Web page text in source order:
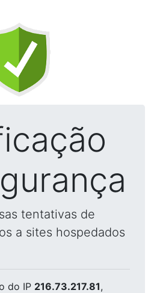
tentativas de
a sites hospedados
do IP 216.73.217.81,